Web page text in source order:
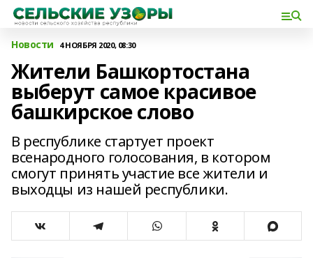
Новости 4 НОЯБРЯ 2020, 08:30
Жители Башкортостана
выберут самое красивое
башкирское слово
В республике стартует проект
всенародного голосования, в котором
смогут принять участие все жители и
выходцы из нашей республики.